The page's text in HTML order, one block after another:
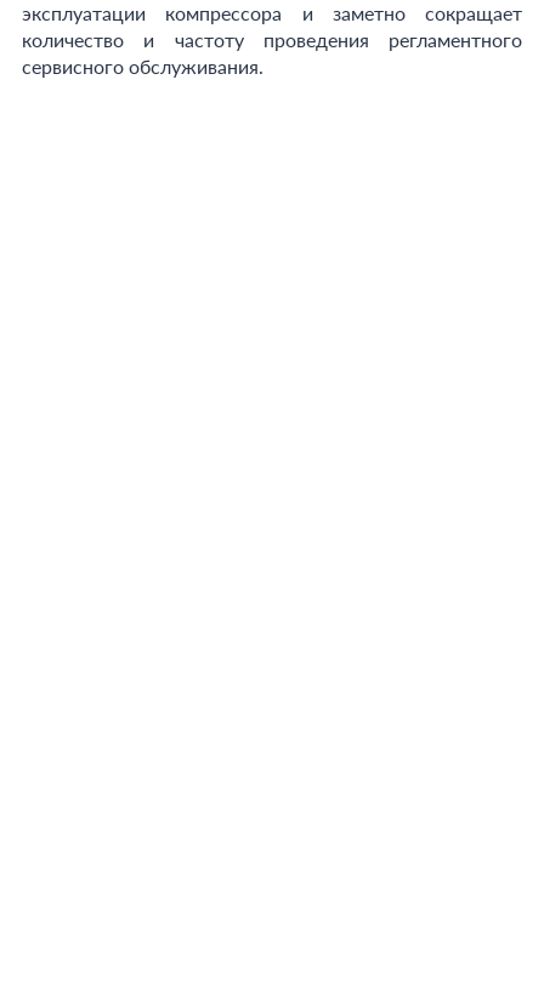
эксплуатации компрессора и заметно сокращает
количество и частоту проведения регламентного
сервисного обслуживания.